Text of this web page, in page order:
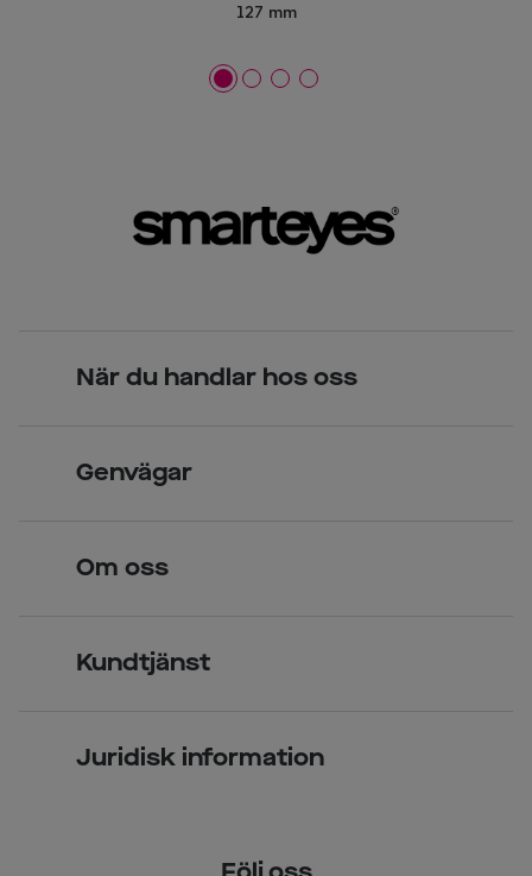
127 mm
När du handlar hos oss
Över 70 butiker
Genvägar
Kontaktlinser
Om oss
Kundtjänst
Juridisk information